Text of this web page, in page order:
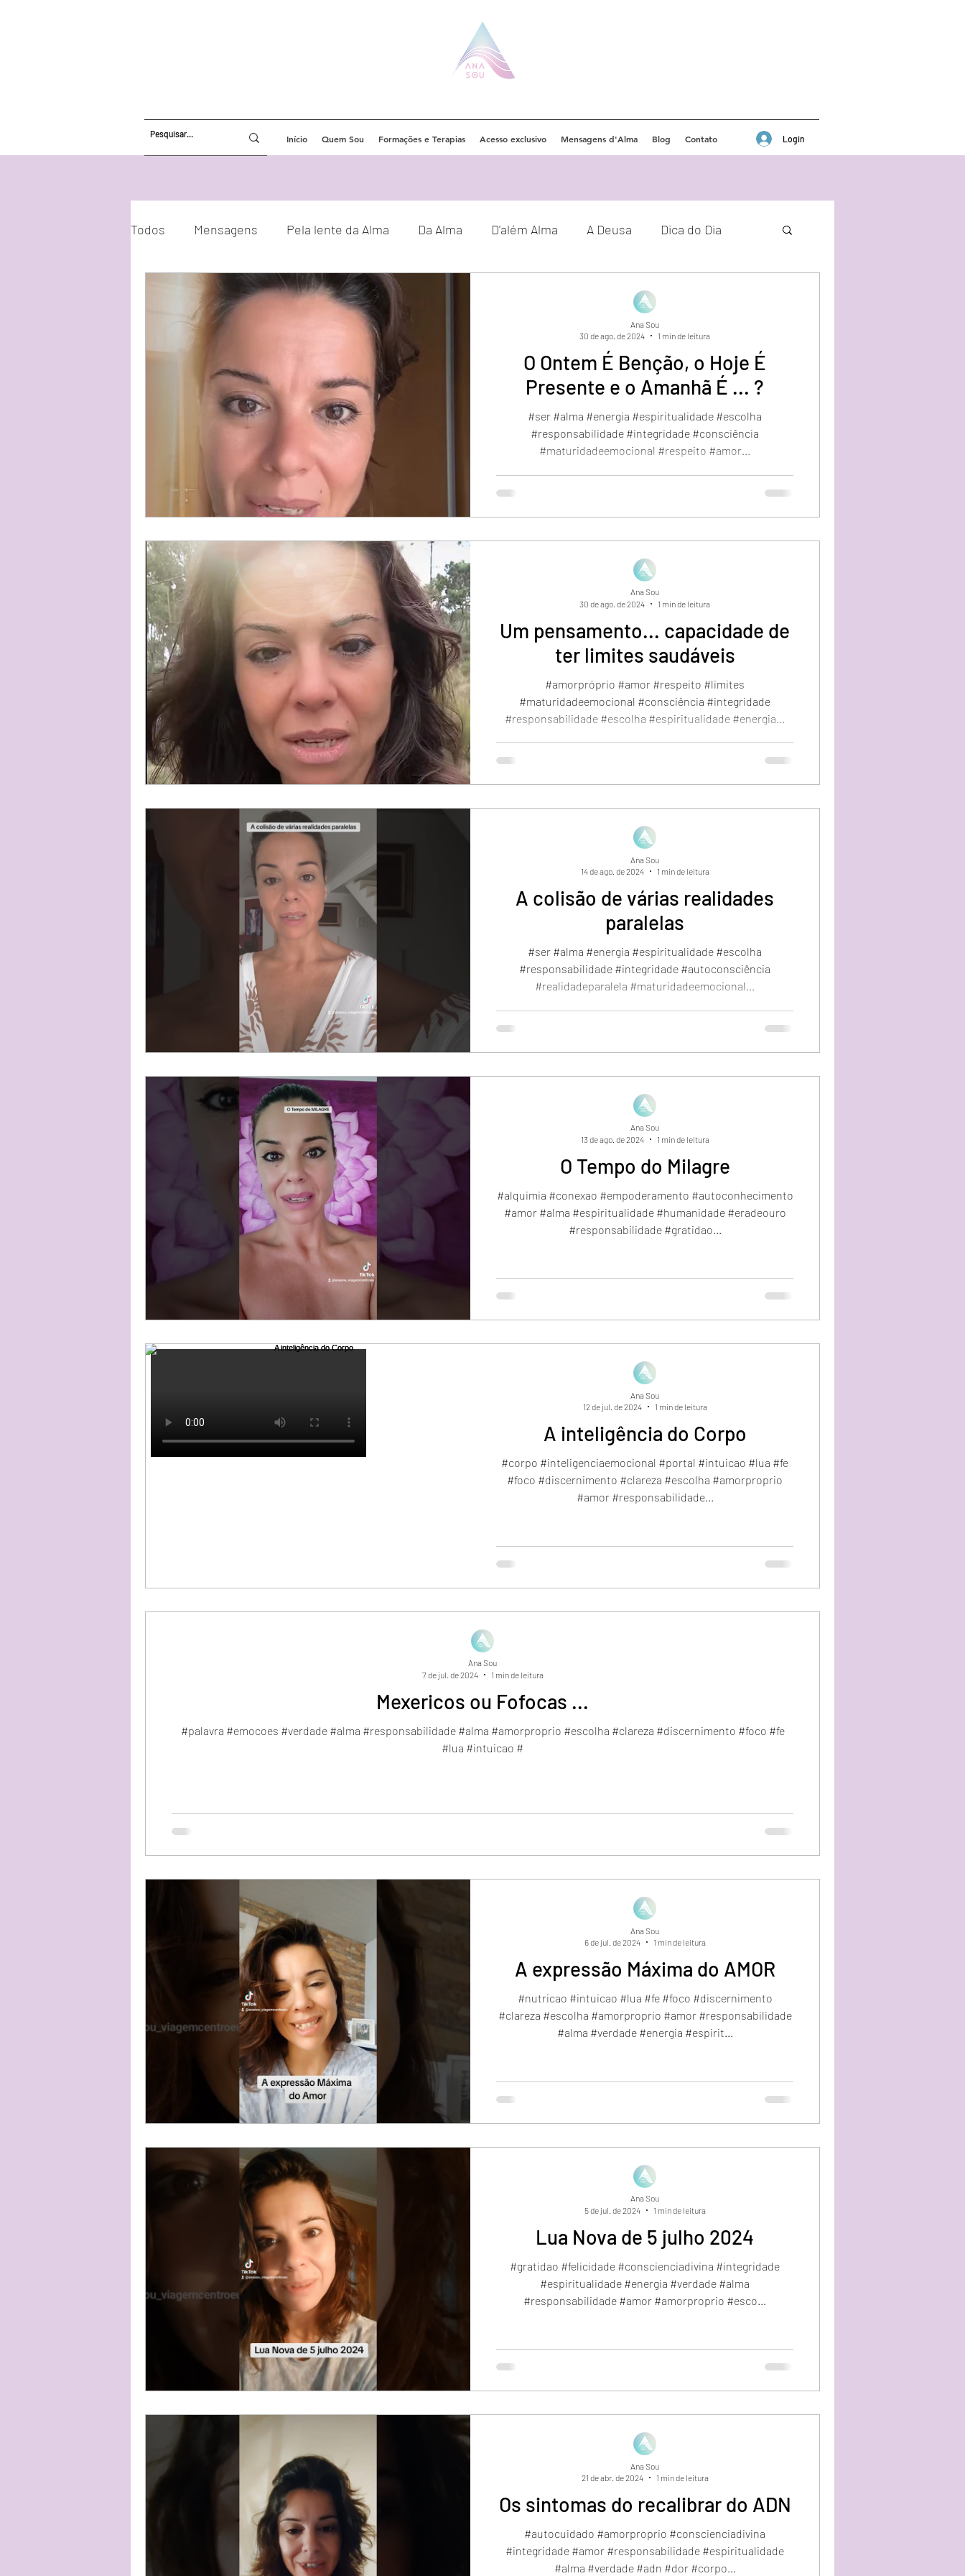
Início Quem Sou Formações e Terapias Acesso exclusivo Mensagens d'Alma Blog Contato Login
Todos Mensagens Pela lente da Alma Da Alma D'além Alma A Deusa Dica do Dia
Atualizações Energéticas Eventos
O Ontem É Benção, o Hoje É
Presente e o Amanhã É ... ?
#ser #alma #energia #espiritualidade #escolha
#responsabilidade #integridade #consciência
#maturidadeemocional #respeito #amor...
Ana Sou
30 de ago. de 2024
1 min de leitura
Um pensamento... capacidade de
ter limites saudáveis
#amorpróprio #amor #respeito #limites
#maturidadeemocional #consciência #integridade
#responsabilidade #escolha #espiritualidade #energia...
Ana Sou
30 de ago. de 2024
1 min de leitura
A colisão de várias realidades
paralelas
#ser #alma #energia #espiritualidade #escolha
#responsabilidade #integridade #autoconsciência
#realidadeparalela #maturidadeemocional...
Ana Sou
14 de ago. de 2024
1 min de leitura
O Tempo do Milagre
#alquimia #conexao #empoderamento #autoconhecimento
#amor #alma #espiritualidade #humanidade #eradeouro
#responsabilidade #gratidao...
Ana Sou
13 de ago. de 2024
1 min de leitura
A inteligência do Corpo
#corpo #inteligenciaemocional #portal #intuicao #lua #fe
#foco #discernimento #clareza #escolha #amorproprio
#amor #responsabilidade...
Ana Sou
12 de jul. de 2024
1 min de leitura
Mexericos ou Fofocas ...
#palavra #emocoes #verdade #alma #responsabilidade #alma #amorproprio #escolha #clareza #discernimento #foco #fe
#lua #intuicao #
Ana Sou
7 de jul. de 2024
1 min de leitura
A expressão Máxima do AMOR
#nutricao #intuicao #lua #fe #foco #discernimento
#clareza #escolha #amorproprio #amor #responsabilidade
#alma #verdade #energia #espirit...
Ana Sou
6 de jul. de 2024
1 min de leitura
Lua Nova de 5 julho 2024
#gratidao #felicidade #conscienciadivina #integridade
#espiritualidade #energia #verdade #alma
#responsabilidade #amor #amorproprio #esco...
Ana Sou
5 de jul. de 2024
1 min de leitura
Os sintomas do recalibrar do ADN
#autocuidado #amorproprio #conscienciadivina
#integridade #amor #responsabilidade #espiritualidade
#alma #verdade #adn #dor #corpo...
Ana Sou
21 de abr. de 2024
1 min de leitura